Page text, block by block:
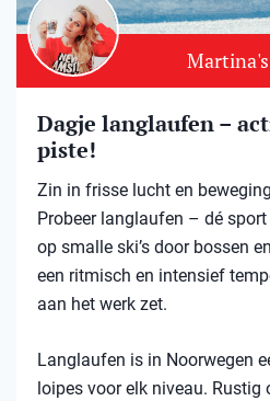
Dagje langlaufen –
piste!
Zin in frisse lucht en
Probeer langlaufen – dé
op smalle ski’s door bossen
een ritmisch en intensief
aan het werk zet.
Langlaufen is in Noorwegen
loipes voor elk niveau.